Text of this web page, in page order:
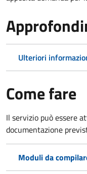
Ulteriori
Come fare
Il servizio può essere
documentazione
Moduli da